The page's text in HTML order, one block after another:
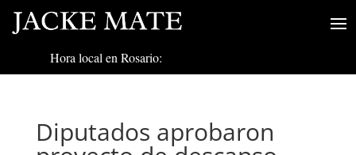
Hora local en Rosario:
Diputados aprobaron